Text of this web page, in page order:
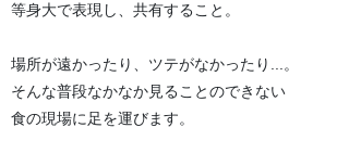
等身大で表現し、共有すること。
場所が遠かったり、ツテがなかったり...。
そんな普段なかなか見ることのできない
食の現場に足を運びます。